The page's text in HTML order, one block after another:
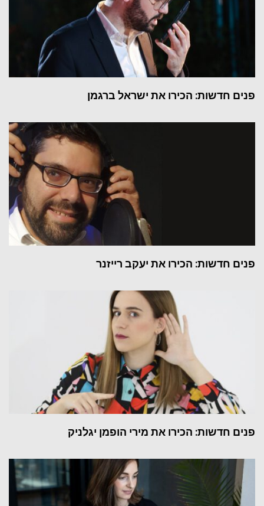
פנים חדשות: הכירו את ישראל ברגמן
פנים חדשות: הכירו את יעקב רייזנר
פנים חדשות: הכירו את מירי הופמן יגלניק